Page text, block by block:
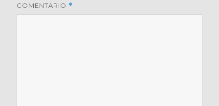
COMENTARIO *